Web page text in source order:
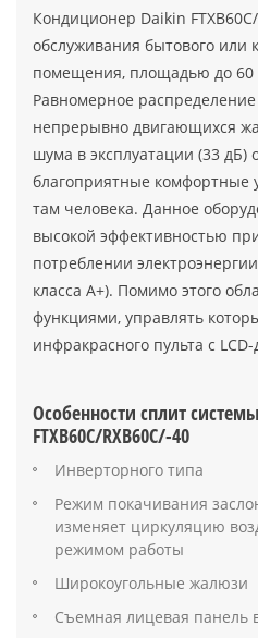
Кондиционер Daikin
обслуживания бытового или
помещения, площадью до 60
Равномерное
непрерывно двигающихся
шума в эксплуатации (33 дБ)
благоприятные комфортные
там человека. Данное
высокой эффективностью
потреблении
класса А+). Помимо этого
функциями, управлять
инфракрасного пульта с
Особенности сплит
FTXB60C/RXB60C/-40
Инверторного типа
Режим покачивания
изменяет циркуляцию
режимом работы
Широкоугольные жалюзи
Съемная лицевая панель